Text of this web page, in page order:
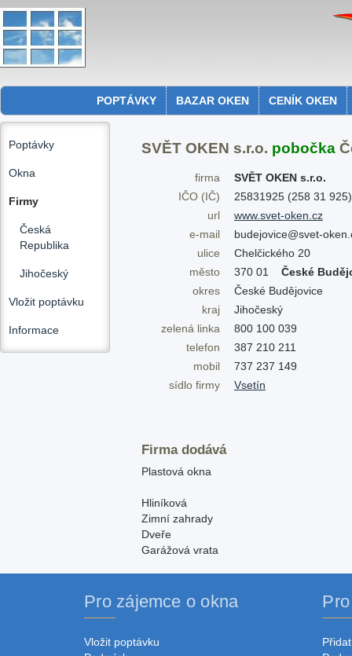
POPTÁVKY BAZAR OKEN CENÍK OKEN
Poptávky
Okna
Firmy
Česká
Republika
Jihočeský
Vložit poptávku
Informace
SVĚT OKEN s.r.o. pobočka
firma
SVĚT OKEN s.r.o.
IČO (IČ)
25831925 (258 31 925)
url
www.svet-oken.cz
e-mail
budejovice@svet-
ulice
Chelčického 20
město
370 01 České
okres
České Budějovice
kraj
Jihočeský
zelená linka
800 100 039
telefon
387 210 211
mobil
737 237 149
sídlo firmy
Vsetín
Firma dodává
Plastová okna
Hliníková
Zimní zahrady
Dveře
Garážová vrata
Pro zájemce o okna
Vložit poptávku